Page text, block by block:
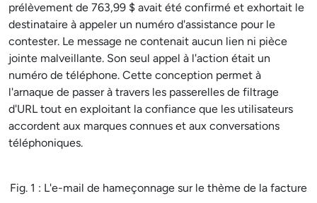
prélèvement de 763,99 $ avait été confirmé et exhortait le
destinataire à appeler un numéro d'assistance pour le
contester. Le message ne contenait aucun lien ni pièce
jointe malveillante. Son seul appel à l'action était un
numéro de téléphone. Cette conception permet à
l'arnaque de passer à travers les passerelles de filtrage
d'URL tout en exploitant la confiance que les utilisateurs
accordent aux marques connues et aux conversations
téléphoniques.
Fig. 1 : L'e-mail de hameçonnage sur le thème de la facture